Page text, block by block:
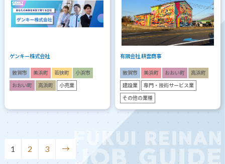
ゲンキー株式会社
敦賀市 美浜町 若狭町 小浜市
おおい町 高浜町 小売業
有限会社 耕雲商事
敦賀市 美浜町 おおい町 高浜町
建設業 専門・技術サービス業
その他の業種
1 2 3 →